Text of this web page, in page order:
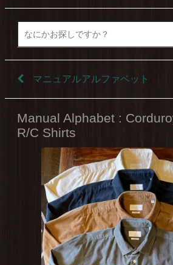
マニュアルアルファベット
Manual Alphabet :
R/C Shirts